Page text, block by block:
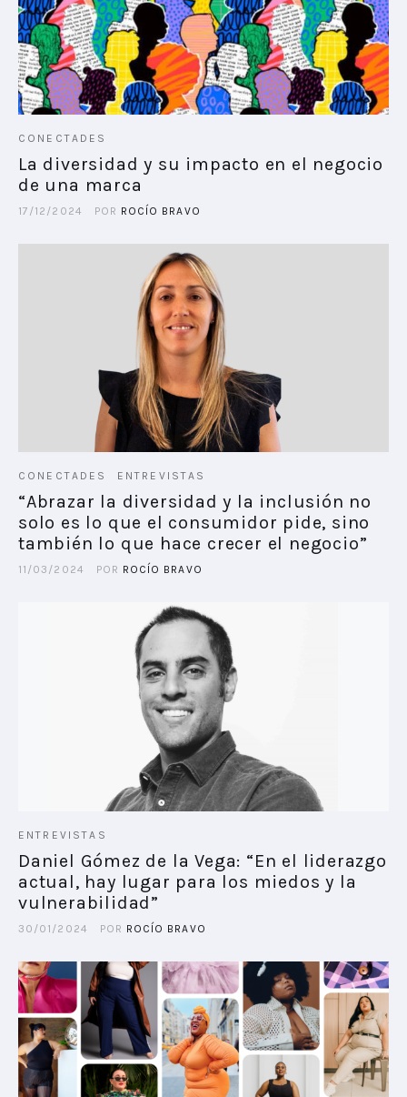
CONECTADES
La diversidad y su impacto en el negocio
de una marca
17/12/2024 POR ROCÍO BRAVO
CONECTADES ENTREVISTAS
“Abrazar la diversidad y la inclusión no
solo es lo que el consumidor pide, sino
también lo que hace crecer el negocio”
11/03/2024 POR ROCÍO BRAVO
ENTREVISTAS
Daniel Gómez de la Vega: “En el liderazgo
actual, hay lugar para los miedos y la
vulnerabilidad”
30/01/2024 POR ROCÍO BRAVO